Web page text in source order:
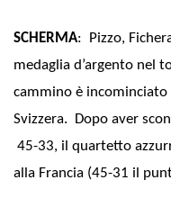
SCHERMA: Pizzo,
medaglia d’argento nel
cammino è
Svizzera. Dopo aver
45-33, il quartetto
alla Francia (45-31 il